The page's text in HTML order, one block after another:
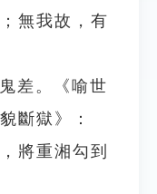
無我故，有
差。《喻世
斷獄》：
將重湘勾到